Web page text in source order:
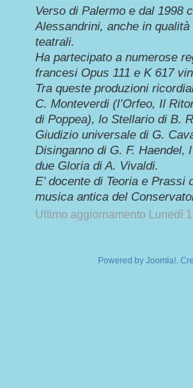
Verso di Palermo e dal 1998
Alessandrini, anche in
teatrali.
Ha partecipato a numerose
francesi Opus 111 e K 617
Tra queste produzioni
C. Monteverdi (l’Orfeo, Il
di Poppea), lo Stellario di B.
Giudizio universale di G.
Disinganno di G. F. Haendel,
due Gloria di A. Vivaldi.
E’ docente di Teoria e
musica antica del
Ultimo aggiornamento Lunedì
Powered by Joomla!.